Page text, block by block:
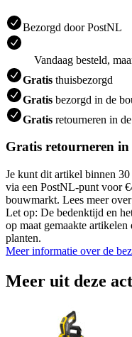
Bezorgd door PostNL
Vandaag besteld,
Gratis thuisbezorgd
Gratis bezorgd in de
Gratis retourneren in
Gratis retourneren
Je kunt dit artikel binnen 30
via een PostNL-punt voor
bouwmarkt. Lees meer over
Let op: De bedenktijd en
op maat gemaakte
planten.
Meer informatie over de
Meer uit deze